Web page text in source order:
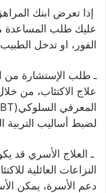
إذا تعرض ابنك
عليك طلب المساعدة
الفور، او تدخل
ـ طلب الإستشارة من
علاج الاكتئاب، من
لضبط أساليب التربية
ـ العلاج الأسري قد
النزاعات العائلية
دعم الأسرة، يمكن